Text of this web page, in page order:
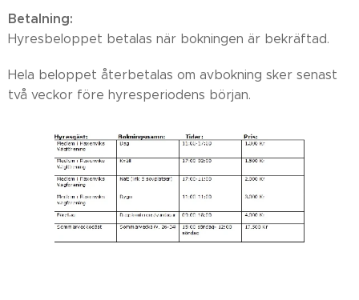
Betalning:
Hyresbeloppet betalas när bokningen är bekräftad.
Hela beloppet återbetalas om avbokning sker senast
två veckor före hyresperiodens början.